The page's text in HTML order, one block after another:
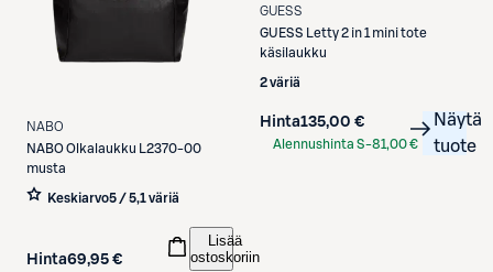
NABO
NABOOlkalaukku L2370-00
musta
Keskiarvo5 / 5,1 väriä
Hinta69,95 €
Lisää
ostoskoriin
GUESS
GUESS
Letty 2 in 1 mini tote
käsilaukku
2 väriä
Hinta135,00 €
Alennushinta S-81,00 €
Näytä
tuote